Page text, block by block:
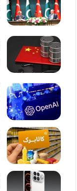
ا
ن‌
و
د
ر
و
و
ش
ن
س
ت
|
ب
ر